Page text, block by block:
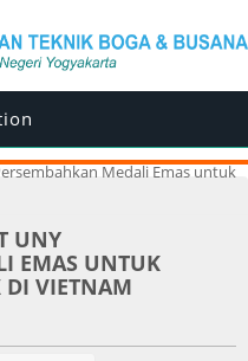
Medali Emas untuk
UNY
EMAS UNTUK
DI VIETNAM